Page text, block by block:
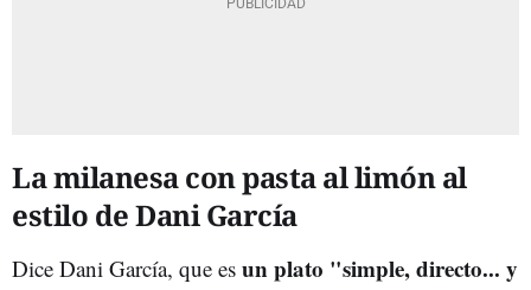
La milanesa con pasta al limón al
estilo de Dani García
Dice Dani García, que es un plato "simple, directo... y